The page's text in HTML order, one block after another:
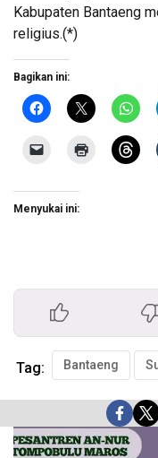
Kabupaten Bantaeng
religius.(*)
Bagikan ini:
Menyukai ini:
Tag: Bantaeng
Pemutar